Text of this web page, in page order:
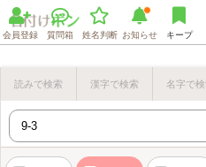
会員登録 質問箱 姓名判断 お知らせ キープ
読みで検索 漢字で検索 名字で